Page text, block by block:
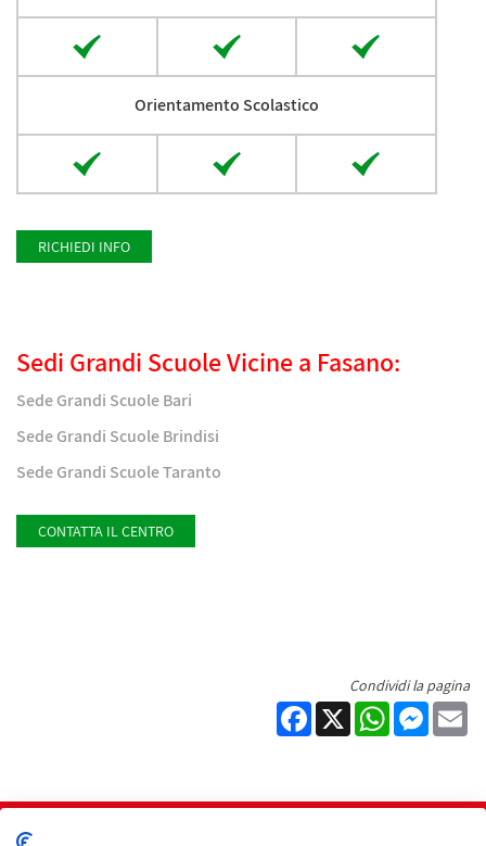
Orientamento Scolastico
RICHIEDI INFO
Sedi Grandi Scuole Vicine a Fasano:
Sede Grandi Scuole Bari
Sede Grandi Scuole Brindisi
Sede Grandi Scuole Taranto
CONTATTA IL CENTRO
Condividi la pagina
Facebook
X WhatsApp